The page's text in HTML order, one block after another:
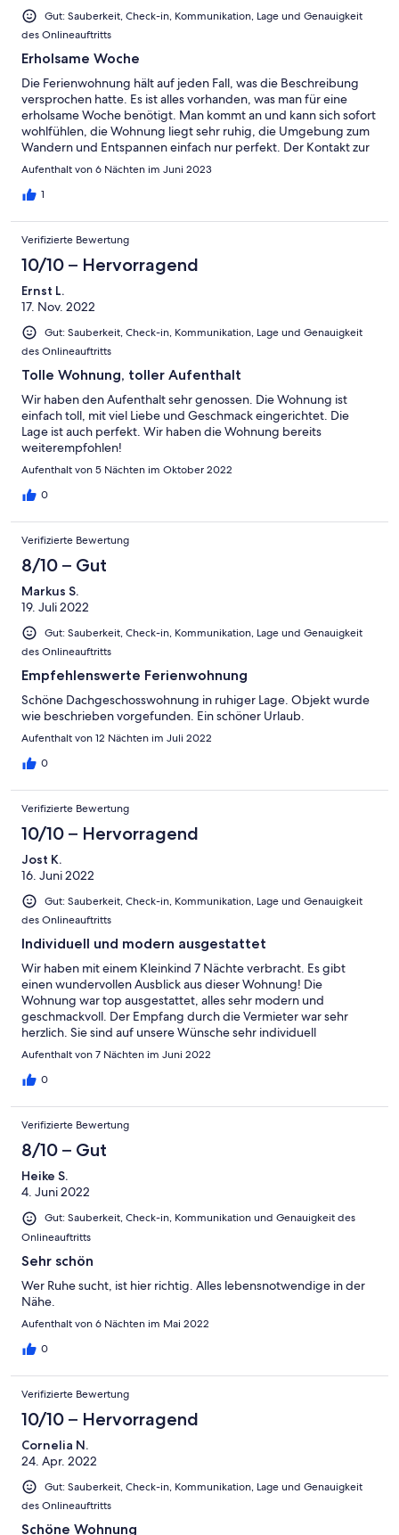
Gut: Sauberkeit, Check-in, Kommunikation, Lage und Genauigkeit
des Onlineauftritts
Erholsame Woche
Die Ferienwohnung hält auf jeden Fall, was die Beschreibung
versprochen hatte. Es ist alles vorhanden, was man für eine
erholsame Woche benötigt. Man kommt an und kann sich sofort
wohlfühlen, die Wohnung liegt sehr ruhig, die Umgebung zum
Wandern und Entspannen einfach nur perfekt. Der Kontakt zur
Vermieterin war einfach und unkompliziert. Wir werden sicher
Aufenthalt von 6 Nächten im Juni 2023
1
Verifizierte Bewertung
10/10 – Hervorragend
Ernst L.
17. Nov. 2022
Gut: Sauberkeit, Check-in, Kommunikation, Lage und Genauigkeit
des Onlineauftritts
Tolle Wohnung, toller Aufenthalt
Wir haben den Aufenthalt sehr genossen. Die Wohnung ist
einfach toll, mit viel Liebe und Geschmack eingerichtet. Die
Lage ist auch perfekt. Wir haben die Wohnung bereits
weiterempfohlen!
Aufenthalt von 5 Nächten im Oktober 2022
0
Verifizierte Bewertung
8/10 – Gut
Markus S.
19. Juli 2022
Gut: Sauberkeit, Check-in, Kommunikation, Lage und Genauigkeit
des Onlineauftritts
Empfehlenswerte Ferienwohnung
Schöne Dachgeschosswohnung in ruhiger Lage. Objekt wurde
wie beschrieben vorgefunden. Ein schöner Urlaub.
Aufenthalt von 12 Nächten im Juli 2022
0
Verifizierte Bewertung
10/10 – Hervorragend
Jost K.
16. Juni 2022
Gut: Sauberkeit, Check-in, Kommunikation, Lage und Genauigkeit
des Onlineauftritts
Individuell und modern ausgestattet
Wir haben mit einem Kleinkind 7 Nächte verbracht. Es gibt
einen wundervollen Ausblick aus dieser Wohnung! Die
Wohnung war top ausgestattet, alles sehr modern und
geschmackvoll. Der Empfang durch die Vermieter war sehr
herzlich. Sie sind auf unsere Wünsche sehr individuell
eingegangen. Die Wohnung ist sehr zentral gelegenen, es gibt
Der nahe gelegene Bäcker macht großartige Brötchen!
Aufenthalt von 7 Nächten im Juni 2022
0
Verifizierte Bewertung
8/10 – Gut
Heike S.
4. Juni 2022
Gut: Sauberkeit, Check-in, Kommunikation und Genauigkeit des
Onlineauftritts
Sehr schön
Wer Ruhe sucht, ist hier richtig. Alles lebensnotwendige in der
Nähe.
Aufenthalt von 6 Nächten im Mai 2022
0
Verifizierte Bewertung
10/10 – Hervorragend
Cornelia N.
24. Apr. 2022
Gut: Sauberkeit, Check-in, Kommunikation, Lage und Genauigkeit
des Onlineauftritts
Schöne Wohnung